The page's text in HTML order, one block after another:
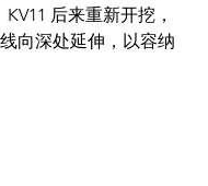
KV11 后来重新开挖，
向深处延伸，以容纳